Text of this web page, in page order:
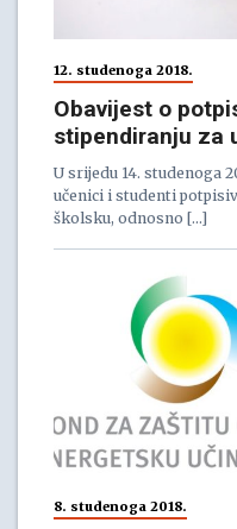
12. studenoga 2018.
Obavijest o
stipendiranju za
U srijedu 14. studenoga
učenici i studenti
školsku, odnosno […]
8. studenoga 2018.